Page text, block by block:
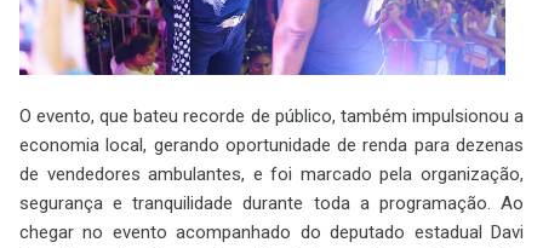
O evento, que bateu recorde de público, também impulsionou a
economia local, gerando oportunidade de renda para dezenas
de vendedores ambulantes, e foi marcado pela organização,
segurança e tranquilidade durante toda a programação. Ao
chegar no evento acompanhado do deputado estadual Davi